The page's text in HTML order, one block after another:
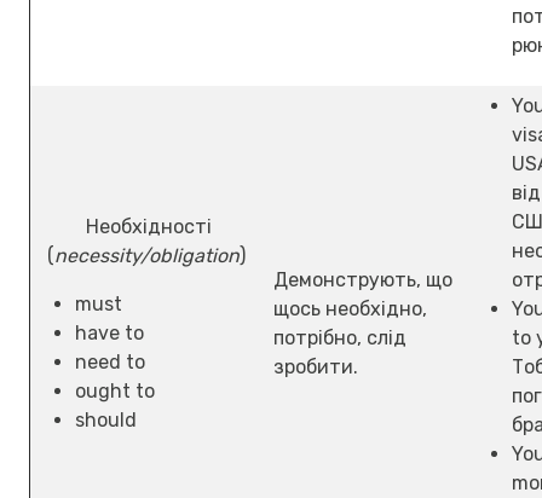
Необхідності
(necessity/obligation)
must
have to
need to
ought to
should
Демонструють, що
щось необхідно,
потрібно, слід
зробити.
to